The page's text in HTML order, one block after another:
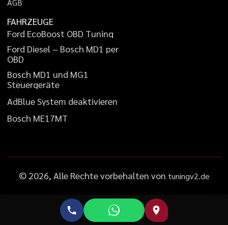
FAHRZEUGE
Ford EcoBoost OBD Tuning
Ford Diesel – Bosch MD1 per
OBD
Bosch MD1 und MG1
Steuergeräte
AdBlueSystem deaktivieren
Bosch ME17MT
© 2026, Alle Rechte vorbehalten von tuningv2.de